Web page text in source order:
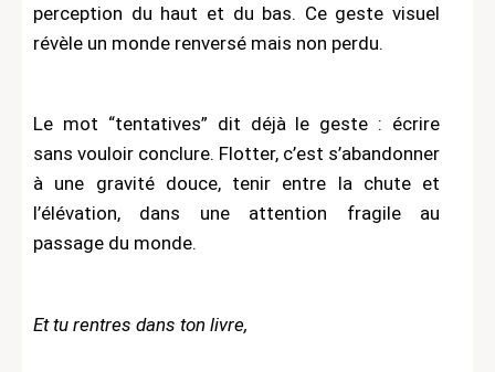
perception du haut et du bas. Ce geste visuel
révèle un monde renversé mais non perdu.
Le mot “tentatives” dit déjà le geste : écrire
sans vouloir conclure. Flotter, c’est s’abandonner
à une gravité douce, tenir entre la chute et
l’élévation, dans une attention fragile au
passage du monde.
Et tu rentres dans ton livre,